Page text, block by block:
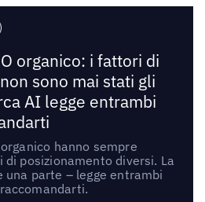
organico: i fattori di
sono mai stati gli
AI legge entrambi
hanno sempre
posizionamento diversi. La
una parte – legge entrambi